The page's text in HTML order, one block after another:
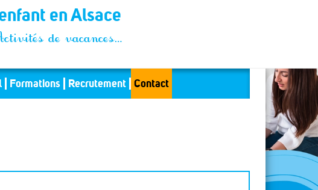
en Alsace
de vacances…
Formations Recrutement Contact